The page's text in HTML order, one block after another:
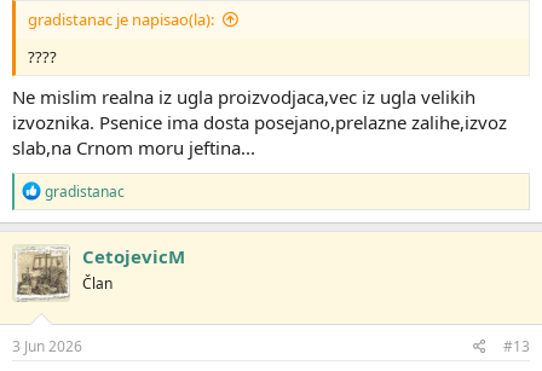
gradistanac je napisao(la):
????
Ne mislim realna iz ugla proizvodjaca,vec iz ugla velikih
izvoznika. Psenice ima dosta posejano,prelazne zalihe,izvoz
slab,na Crnom moru jeftina...
R
e
a
g
o
v
a
n
j
gradistanac
CetojevicM
Član
3 Jun 2026 #13